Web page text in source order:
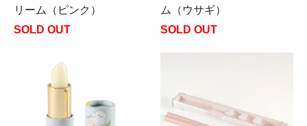
リーム（ピンク）
SOLD OUT
ム（ウサギ）
SOLD OUT